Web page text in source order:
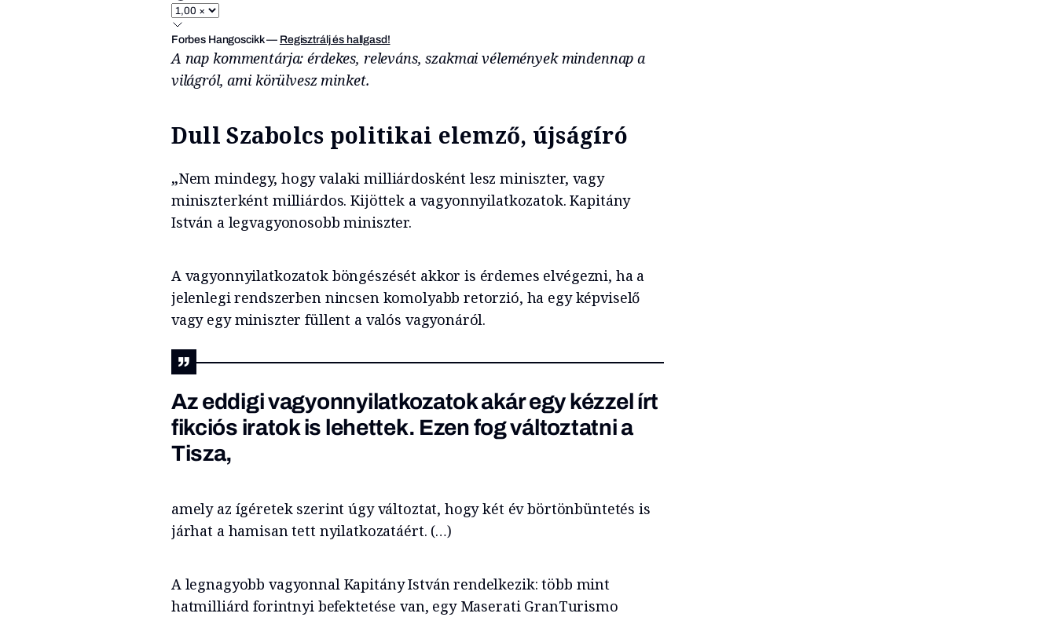
Forbes Hangoscikk— Regisztrálj és hallgasd!
A nap kommentárja: érdekes, releváns, szakmai vélemények mindennap a
világról, ami körülvesz minket.
Dull Szabolcs politikai elemző, újságíró
„Nem mindegy, hogy valaki milliárdosként lesz miniszter, vagy
miniszterként milliárdos. Kijöttek a vagyonnyilatkozatok. Kapitány
István a legvagyonosobb miniszter.
A vagyonnyilatkozatok böngészését akkor is érdemes elvégezni, ha a
jelenlegi rendszerben nincsen komolyabb retorzió, ha egy képviselő
vagy egy miniszter füllent a valós vagyonáról.
Az eddigi vagyonnyilatkozatok akár egy kézzel írt
fikciós iratok is lehettek. Ezen fog változtatni a
Tisza,
amely az ígéretek szerint úgy változtat, hogy két év börtönbüntetés is
járhat a hamisan tett nyilatkozatáért. (…)
A legnagyobb vagyonnal Kapitány István rendelkezik: több mint
hatmilliárd forintnyi befektetése van, egy Maserati GranTurismo